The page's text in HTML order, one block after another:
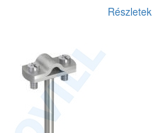
Részletek